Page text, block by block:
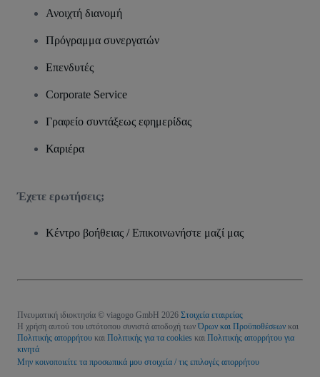
Ανοιχτή διανομή
Πρόγραμμα συνεργατών
Επενδυτές
Corporate Service
Γραφείο συντάξεως εφημερίδας
Καριέρα
Έχετε ερωτήσεις;
Κέντρο βοήθειας / Επικοινωνήστε μαζί μας
Πνευματική ιδιοκτησία © viagogo GmbH 2026 Στοιχεία εταιρείας
Η χρήση αυτού του ιστότοπου συνιστά αποδοχή τωνΌρων και Προϋποθέσεων και
Πολιτικής απορρήτου και Πολιτικής για τα cookies και Πολιτικής απορρήτου για
κινητά
Μην κοινοποιείτε τα προσωπικά μου στοιχεία / τις επιλογές απορρήτου